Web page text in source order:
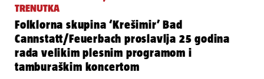
TRENUTKA
Folklorna skupina ‘Krešimir’ Bad
Cannstatt/Feuerbach proslavlja 25 godina
rada velikim plesnim programom i
tamburaškim koncertom